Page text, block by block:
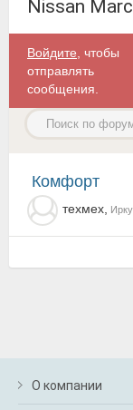
Nissan
Войдите , чтобы
отправлять
сообщения.
Комфорт
техмех,
О компании